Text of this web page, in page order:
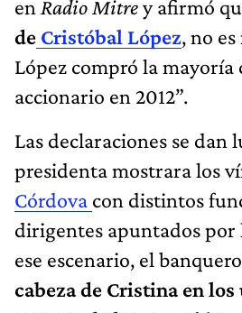
en Radio Mitrey afirmó
de Cristóbal López, no
López compró la mayoría
accionario en 2012”.
Las declaraciones se dan
presidenta mostrara los
Córdova con distintos
dirigentes apuntados por
ese escenario, el
cabeza de Cristina en